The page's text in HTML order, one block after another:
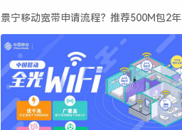
景宁移动宽带申请流程？推荐500M包2